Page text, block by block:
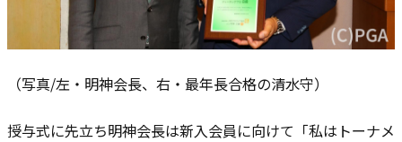
（写真/左・明神会長、右・最年長合格の清水守）
授与式に先立ち明神会長は新入会員に向けて「私はトーナメ